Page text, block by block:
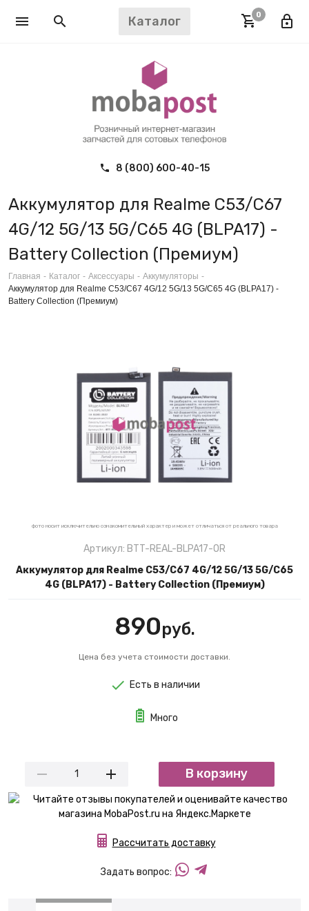
Каталог 0
8 (800) 600-40-15
Аккумулятор для Realme C53/C67
4G/12 5G/13 5G/C65 4G (BLPA17) -
Battery Collection (Премиум)
Главная - Каталог - Аксессуары - Аккумуляторы -
Аккумулятор для Realme C53/C67 4G/12 5G/13 5G/C65 4G (BLPA17) -
Battery Collection (Премиум)
фото носит исключительно ознакомительный характер и может отличаться от реального товара
Артикул: BTT-REAL-BLPA17-OR
Аккумулятор для Realme C53/C67 4G/12 5G/13 5G/C65
4G (BLPA17) - Battery Collection (Премиум)
890руб.
Цена без учета стоимости доставки.
Есть в наличии
Много
В корзину
Рассчитать доставку
Задать вопрос: